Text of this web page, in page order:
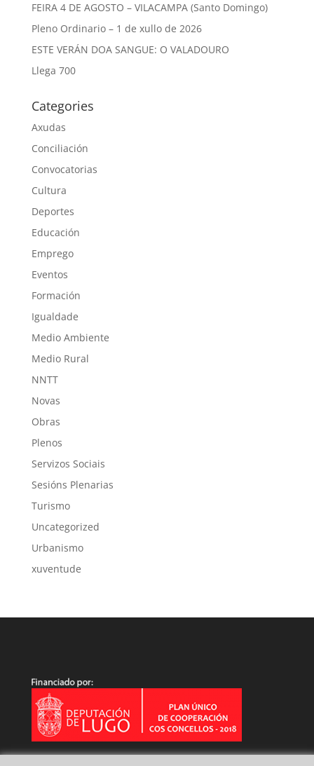
FEIRA 4 DE AGOSTO – VILACAMPA (Santo Domingo)
Pleno Ordinario – 1 de xullo de 2026
ESTE VERÁN DOA SANGUE: O VALADOURO
Llega 700
Categories
Axudas
Conciliación
Convocatorias
Cultura
Deportes
Educación
Emprego
Eventos
Formación
Igualdade
Medio Ambiente
Medio Rural
NNTT
Novas
Obras
Plenos
Servizos Sociais
Sesións Plenarias
Turismo
Uncategorized
Urbanismo
xuventude